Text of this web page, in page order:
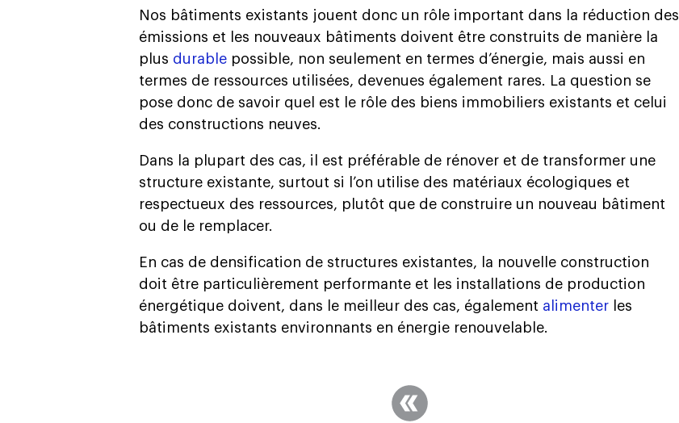
Nos bâtiments existants jouent donc un rôle important dans la réduction des
émissions et les nouveaux bâtiments doivent être construits de manière la
plus durable possible, non seulement en termes d’énergie, mais aussi en
termes de ressources utilisées, devenues également rares. La question se
pose donc de savoir quel est le rôle des biens immobiliers existants et celui
des constructions neuves.
Dans la plupart des cas, il est préférable de rénover et de transformer une
structure existante, surtout si l’on utilise des matériaux écologiques et
respectueux des ressources, plutôt que de construire un nouveau bâtiment
ou de le remplacer.
En cas de densification de structures existantes, la nouvelle construction
doit être particulièrement performante et les installations de production
énergétique doivent, dans le meilleur des cas, également alimenter les
bâtiments existants environnants en énergie renouvelable.